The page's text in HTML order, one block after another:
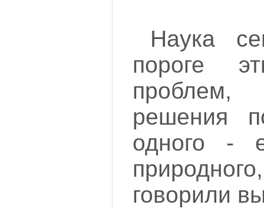
Наука
пороге
решения
одного -
говорили